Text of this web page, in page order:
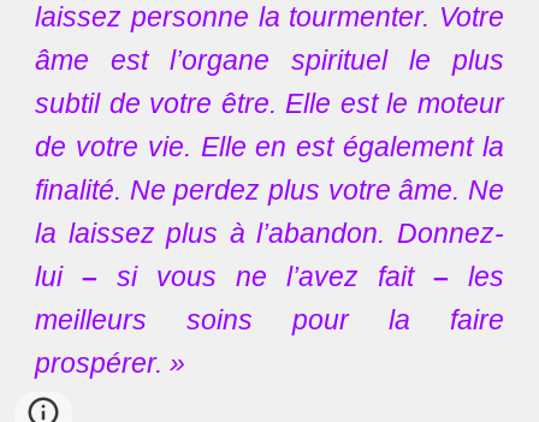
laissez personne la tourmenter. Votre
âme est l’organe spirituel le plus
subtil de votre être. Elle est le moteur
de votre vie. Elle en est également la
finalité. Ne perdez plus votre âme. Ne
la laissez plus à l’abandon. Donnez-
lui– si vous ne l’avez fait – les
meilleurs soins pour la faire
prospérer. »